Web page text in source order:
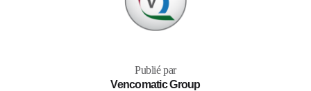
Publié par
Vencomatic Group